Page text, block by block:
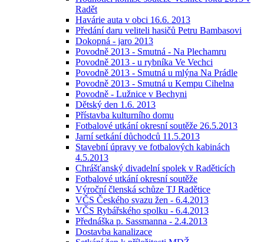
Radět
Havárie auta v obci 16.6. 2013
Předání daru veliteli hasičů Petru Bambasovi
Dokopná - jaro 2013
Povodně 2013 - Smutná - Na Plechamru
Povodně 2013 - u rybníka Ve Vechci
Povodně 2013 - Smutná u mlýna Na Prádle
Povodně 2013 - Smutná u Kempu Cihelna
Povodně - Lužnice v Bechyni
Dětský den 1.6. 2013
Přístavba kulturního domu
Fotbalové utkání okresní soutěže 26.5.2013
Jarní setkání důchodců 11.5.2013
Stavební úpravy ve fotbalových kabinách
4.5.2013
Chrášťanský divadelní spolek v Raděticích
Fotbalové utkání okresní soutěže
Výroční členská schůze TJ Radětice
VČS Českého svazu žen - 6.4.2013
VČS Rybářského spolku - 6.4.2013
Přednáška p. Sassmanna - 2.4.2013
Dostavba kanalizace